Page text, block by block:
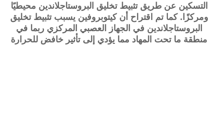
التسكين عن طريق تثبيط تخليق البروستاجلاندين محيطيًا
ومركزًا. كما تم اقتراح أن كيتوبروفين يسبب تثبيط تخليق
البروستاجلاندين في الجهاز العصبي المركزي ربما في
منطقة ما تحت المهاد مما يؤدي إلى تأثير خافض للحرارة